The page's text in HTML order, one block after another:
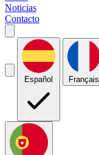
Noticias
Contacto
Español Français